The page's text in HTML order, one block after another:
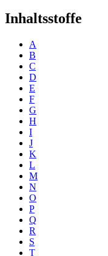
Inhaltsstoffe
A
B
C
D
E
F
G
H
I
J
K
L
M
N
O
P
Q
R
S
T